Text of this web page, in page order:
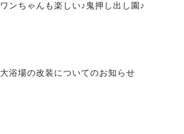
ワンちゃんも楽しい♪鬼押し出し園♪
大浴場の改装についてのお知らせ